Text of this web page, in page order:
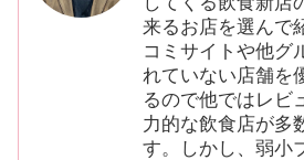
来るお店を選んで
コミサイトや他グ
れていない店舗を
るので他ではレビ
力的な飲食店が多
す。しかし、弱小